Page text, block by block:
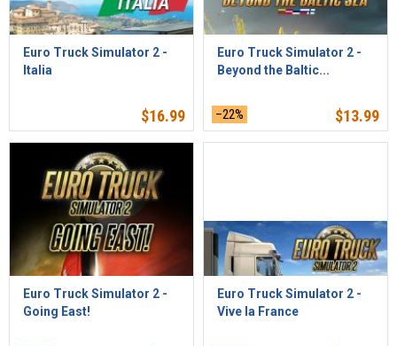
Euro Truck Simulator 2 -
Italia
$16.99
Euro Truck Simulator 2 -
Beyond the Baltic...
–22% $13.99
Euro Truck Simulator 2 -
Going East!
Euro Truck Simulator 2 -
Vive la France